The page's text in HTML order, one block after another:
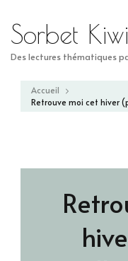
Sorbet Kiwi
Des lectures thématiques
Accueil
Retrouve moi cet hiver